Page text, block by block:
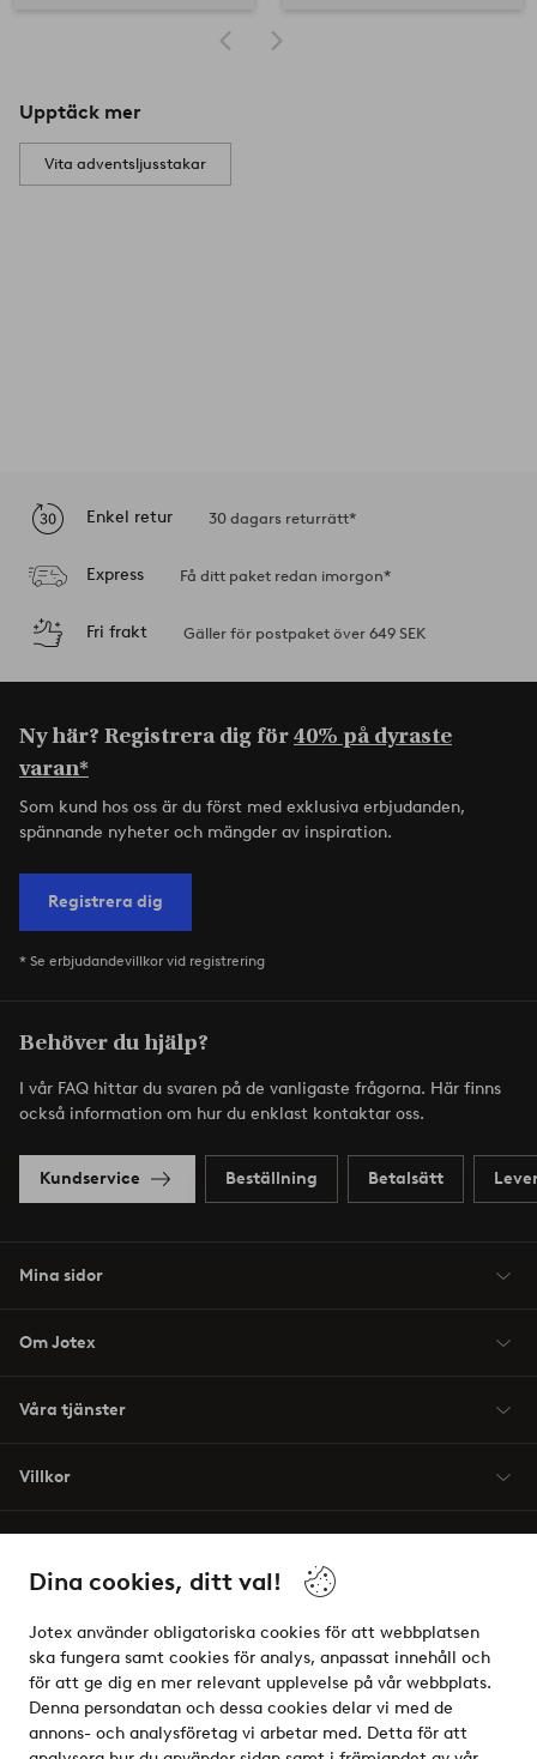
Dina cookies, ditt val!
Jotex använder obligatoriska cookies för att webbplatsen
ska fungera samt cookies för analys, anpassat innehåll och
för att ge dig en mer relevant upplevelse på vår webbplats.
Denna persondatan och dessa cookies delar vi med de
annons- och analysföretag vi arbetar med. Detta för att
Upptäck mer
Vita adventsljusstakar
Enkel retur 30 dagars returrätt*
Express Få ditt paket redan imorgon*
Fri frakt Gäller för postpaket över 649 SEK
Ny här? Registrera dig för40% på dyraste
varan*
Som kund hos oss är du först med exklusiva erbjudanden,
spännande nyheter och mängder av inspiration.
Registrera dig
* Se erbjudandevillkor vid registrering
Behöver du hjälp?
I vår FAQ hittar du svaren på de vanligaste frågorna. Här finns
också information om hur du enklast kontaktar oss.
Kundservice Beställning Betalsätt
Mina sidor
Om Jotex
Våra tjänster
Villkor
Säkra betalningar - Betala direkt eller dela upp
Vill du veta mer om våra betalalternativ?